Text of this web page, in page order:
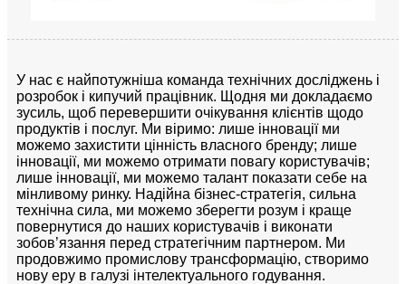
У нас є найпотужніша команда технічних досліджень і
розробок і кипучий працівник. Щодня ми докладаємо
зусиль, щоб перевершити очікування клієнтів щодо
продуктів і послуг. Ми віримо: лише інновації ми
можемо захистити цінність власного бренду; лише
інновації, ми можемо отримати повагу користувачів;
лише інновації, ми можемо талант показати себе на
мінливому ринку. Надійна бізнес-стратегія, сильна
технічна сила, ми можемо зберегти розум і краще
повернутися до наших користувачів і виконати
зобов’язання перед стратегічним партнером. Ми
продовжимо промислову трансформацію, створимо
нову еру в галузі інтелектуального годування.